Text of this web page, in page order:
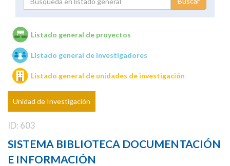
Unidades de investigación
Listado general de proyectos
Listado general de investigadores
Listado general de unidades de investigación
Unidad de Investigación
ID: 603
SISTEMA BIBLIOTECA DOCUMENTACIÓN
E INFORMACIÓN